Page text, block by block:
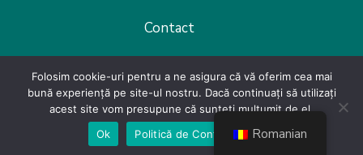
Contact
Devino membru
Romanian
Folosim cookie-uri pentru a ne asigura că vă oferim cea mai
bună experiență pe site-ul nostru. Dacă continuați să utilizați
acest site vom presupune că sunteți mulțumit de el.
Ok
Politică de Confidențialiate